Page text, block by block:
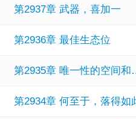
第2937章 武器，喜加一
第2936章 最佳生态位
第2935章 唯一性的空间
第2934章 何至于，落得如